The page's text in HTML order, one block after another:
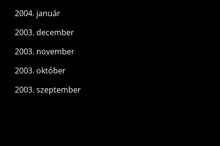
2004. január
2003. december
2003. november
2003. október
2003. szeptember